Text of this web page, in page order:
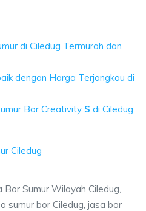
di Ciledug Termurah dan
dengan Harga Terjangkau di
Bor Creativity S di Ciledug
Ciledug
Bor Sumur Wilayah Ciledug,
sumur bor Ciledug, jasa bor